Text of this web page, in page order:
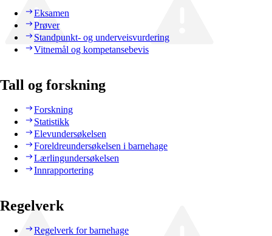
Eksamen
Prøver
Standpunkt- og underveisvurdering
Vitnemål og kompetansebevis
Tall og forskning
Forskning
Statistikk
Elevundersøkelsen
Foreldreundersøkelsen i barnehage
Lærlingundersøkelsen
Innrapportering
Regelverk
Regelverk for barnehage